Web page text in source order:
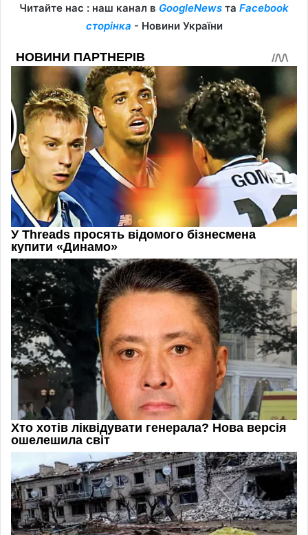
Читайте нас : наш канал в GoogleNews та Facebook
сторінка - Новини України